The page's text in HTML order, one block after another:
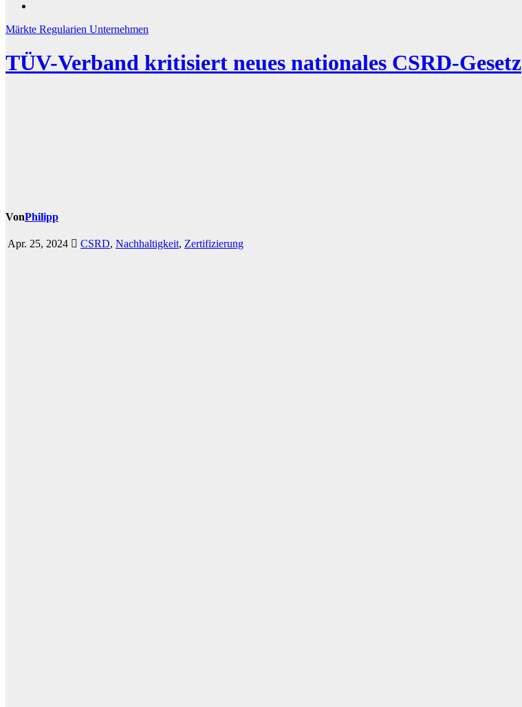
Märkte Regularien Unternehmen
TÜV-Verband kritisiert neues nationales CSRD-Gesetz
VonPhilipp
Apr. 25, 2024 CSRD, Nachhaltigkeit, Zertifizierung